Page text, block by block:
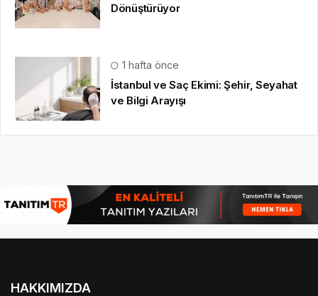
Dönüştürüyor
1 hafta önce
İstanbul ve Saç Ekimi: Şehir, Seyahat
ve Bilgi Arayışı
HAKKIMIZDA